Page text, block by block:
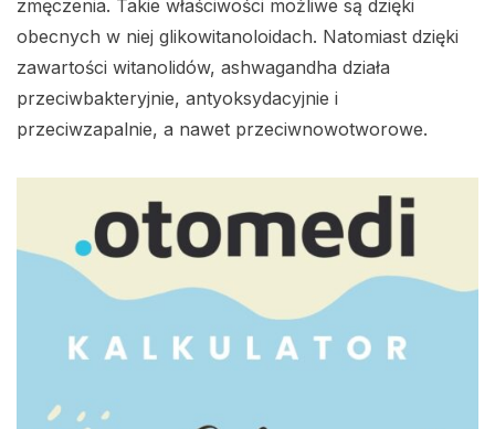
zmęczenia. Takie właściwości możliwe są dzięki
obecnych w niej glikowitanoloidach. Natomiast dzięki
zawartości witanolidów, ashwagandha działa
przeciwbakteryjnie, antyoksydacyjnie i
przeciwzapalnie, a nawet przeciwnowotworowe.